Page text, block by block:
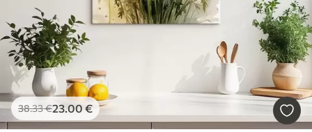
38.33€23.00 €